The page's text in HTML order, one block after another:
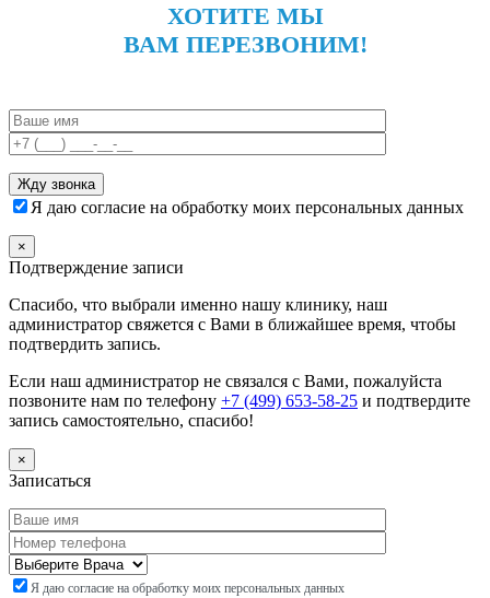
ХОТИТЕ МЫ
ВАМ ПЕРЕЗВОНИМ!
Я даю согласие на обработку моих персональных данных
×
Подтверждение записи
Спасибо, что выбрали именно нашу клинику, наш
администратор свяжется с Вами в ближайшее время, чтобы
подтвердить запись.
Если наш администратор не связался с Вами, пожалуйста
позвоните нам по телефону +7 (499) 653-58-25 и подтвердите
запись самостоятельно, спасибо!
×
Записаться
Я даю согласие на обработку моих персональных данных